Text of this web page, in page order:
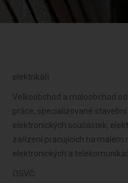
elektrikáři
Velkoobchod a maloobchod
práce, specializované
elektronických součástek,
zařízení pracujících na malém
elektronických a
OSVČ